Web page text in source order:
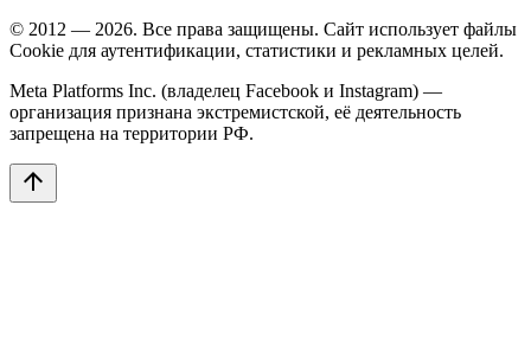
© 2012 — 2026. Все права защищены. Сайт использует файлы
Cookie для аутентификации, статистики и рекламных целей.
Meta Platforms Inc. (владелец Facebook и Instagram) —
организация признана экстремистской, её деятельность
запрещена на территории РФ.
arrow_upward